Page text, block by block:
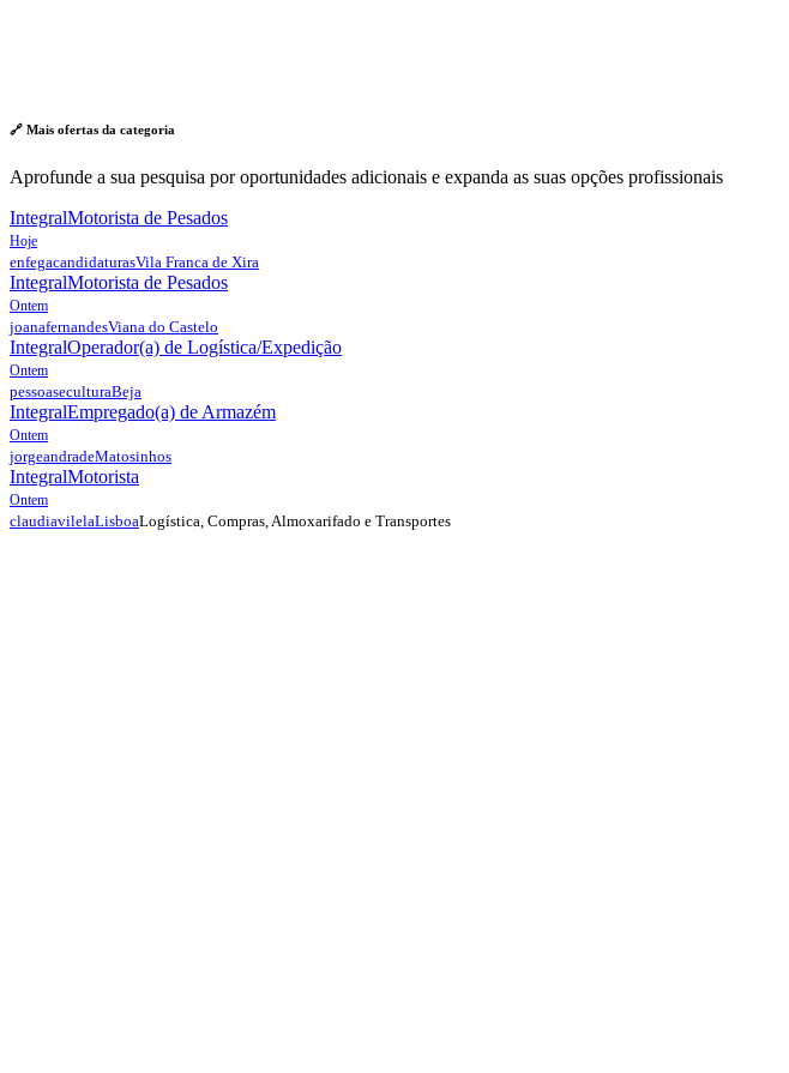
🔗 Mais ofertas da categoria
Aprofunde a sua pesquisa por oportunidades adicionais e expanda as suas opções profissionais
IntegralMotorista de Pesados
Hoje
enfegacandidaturasVila Franca de Xira
IntegralMotorista de Pesados
Ontem
joanafernandesViana do Castelo
IntegralOperador(a) de Logística/Expedição
Ontem
pessoaseculturaBeja
IntegralEmpregado(a) de Armazém
Ontem
jorgeandradeMatosinhos
IntegralMotorista
Ontem
claudiavilelaLisboaLogística, Compras, Almoxarifado e Transportes